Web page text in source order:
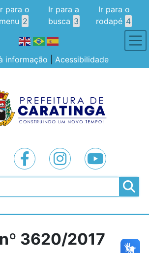
fonte
para o
menu 2
Ir para a
busca 3
Ir para o
rodapé 4
informação Acessibilidade
3620/2017